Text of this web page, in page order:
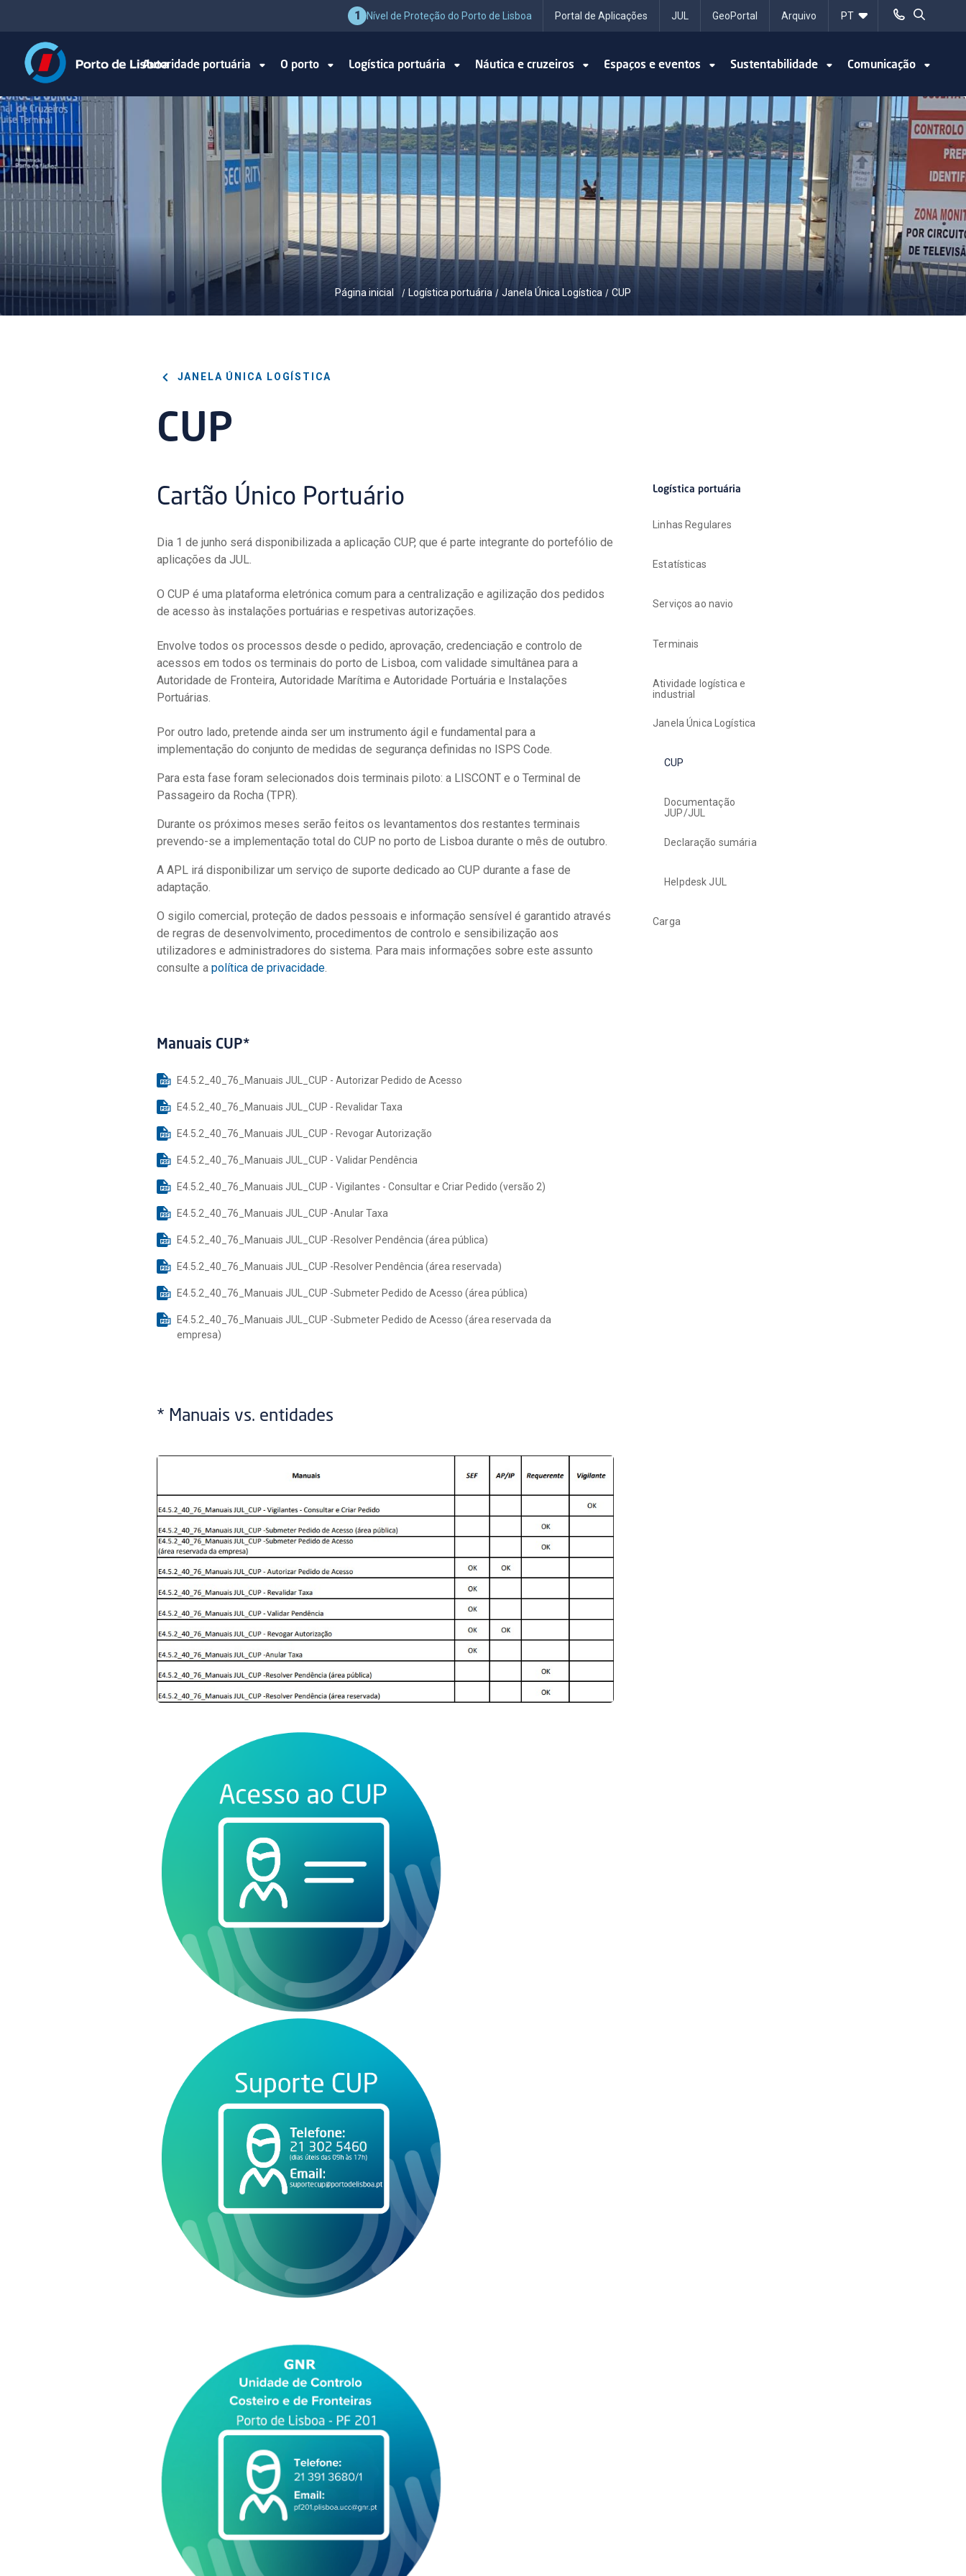
1 Nível de Proteção do Porto de Lisboa Portal de Aplicações JUL GeoPortal Arquivo
Autoridade portuária O porto Logística portuária Náutica e cruzeiros Espaços e eventos Sustentabilidade Comunicação
Página inicial / Logística portuária / Janela Única Logística / CUP
JANELA ÚNICA LOGÍSTICA
CUP
Cartão Único Portuário
Dia 1 de junho será disponibilizada a aplicação CUP, que é parte integrante do portefólio de
aplicações da JUL.
O CUP é uma plataforma eletrónica comum para a centralização e agilização dos pedidos
de acesso às instalações portuárias e respetivas autorizações.
Envolve todos os processos desde o pedido, aprovação, credenciação e controlo de
acessos em todos os terminais do porto de Lisboa, com validade simultânea para a
Autoridade de Fronteira, Autoridade Marítima e Autoridade Portuária e Instalações
Portuárias.
Por outro lado, pretende ainda ser um instrumento ágil e fundamental para a
implementação do conjunto de medidas de segurança definidas no ISPS Code.
Para esta fase foram selecionados dois terminais piloto: a LISCONT e o Terminal de
Passageiro da Rocha (TPR).
Durante os próximos meses serão feitos os levantamentos dos restantes terminais
prevendo-se a implementação total do CUP no porto de Lisboa durante o mês de outubro.
A APL irá disponibilizar um serviço de suporte dedicado ao CUP durante a fase de
adaptação.
O sigilo comercial, proteção de dados pessoais e informação sensível é garantido através
de regras de desenvolvimento, procedimentos de controlo e sensibilização aos
utilizadores e administradores do sistema. Para mais informações sobre este assunto
consulte a política de privacidade.
Manuais CUP*
E4.5.2_40_76_Manuais JUL_CUP - Autorizar Pedido de Acesso
E4.5.2_40_76_Manuais JUL_CUP - Revalidar Taxa
E4.5.2_40_76_Manuais JUL_CUP - Revogar Autorização
E4.5.2_40_76_Manuais JUL_CUP - Validar Pendência
E4.5.2_40_76_Manuais JUL_CUP - Vigilantes - Consultar e Criar Pedido (versão 2)
E4.5.2_40_76_Manuais JUL_CUP -Anular Taxa
E4.5.2_40_76_Manuais JUL_CUP -Resolver Pendência (área pública)
E4.5.2_40_76_Manuais JUL_CUP -Resolver Pendência (área reservada)
E4.5.2_40_76_Manuais JUL_CUP -Submeter Pedido de Acesso (área pública)
E4.5.2_40_76_Manuais JUL_CUP -Submeter Pedido de Acesso (área reservada da
empresa)
* Manuais vs. entidades
Logística portuária
Linhas Regulares
Estatísticas
Serviços ao navio
Terminais
Atividade logística e
industrial
Janela Única Logística
CUP
Documentação
JUP/JUL
Declaração sumária
Helpdesk JUL
Carga